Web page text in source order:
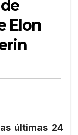
Elon
últimas 24